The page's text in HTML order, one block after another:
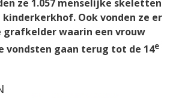
ze 1.057 menselijke skeletten
kinderkerkhof. Ook vonden ze er
grafkelder waarin een vrouw
vondsten gaan terug tot de 14e